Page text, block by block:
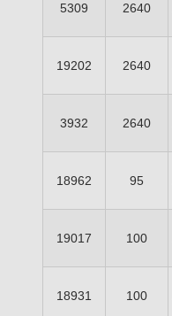
5309 2640
19202 2640
3932 2640
18962 95
19017 100
18931 100